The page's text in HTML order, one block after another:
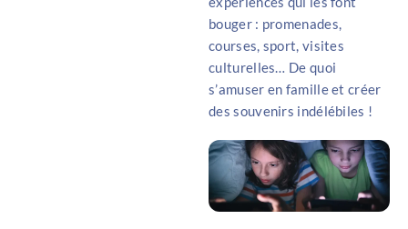
bouger : promenades,
courses, sport, visites
culturelles… De quoi
s’amuser en famille et créer
des souvenirs indélébiles !